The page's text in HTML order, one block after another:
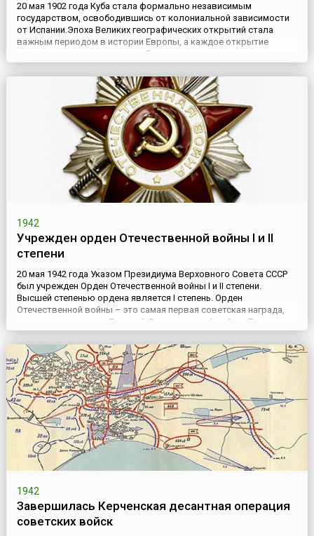
20 мая 1902 года Куба стала формально независимым
государством, освободившись от колониальной зависимости
от Испании.Эпоха Великих географических открытий стала
важным периодом в истории Европы, а каждое открытие
новых земель – знаковым событием в истории того
европейского государства, которое это открытие
совершало.Однако, все неоднозначно для самих земель,
будущих метрополий. Ведь каждая...
1942
Учрежден орден Отечественной войны I и II
степени
20 мая 1942 года Указом Президиума Верховного Совета СССР
был учрежден Орден Отечественной войны I и II степени.
Высшей степенью ордена является I степень. Орден
Отечественной войны – это самая первая советская награда,
появившаяся в годы Великой Отечественной войны. Также это
первый советский орден, имевший разделение на степени.В
апреле 1942 года Сталин поручил разработать проект ордена
для ...
1942
Завершилась Керченская десантная операция
советских войск